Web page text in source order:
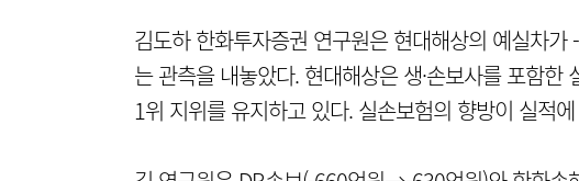
김도하 한화투자증권 연구원은 현대해상의 예실차
는 관측을 내놓았다. 현대해상은 생·손보사를 포함
1위 지위를 유지하고 있다. 실손보험의 향방이 실적